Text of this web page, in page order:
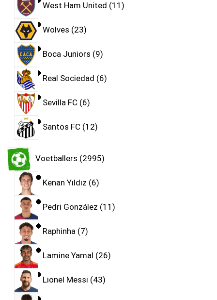
West Ham United 11
Wolves 23
Boca Juniors 9
Real Sociedad 6
Sevilla FC 6
Santos FC 12
Voetballers 2995
Kenan Yıldız 6
Pedri González 11
Raphinha 7
Lamine Yamal 26
Lionel Messi 43